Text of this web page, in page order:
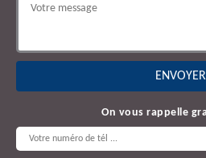
On vous rappelle